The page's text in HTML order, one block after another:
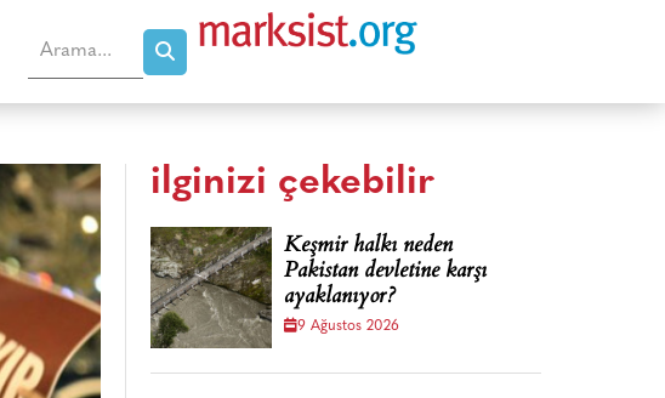
ilginizi çekebilir
Keşmir halkı neden
Pakistan devletine karşı
ayaklanıyor?
9 Ağustos 2026